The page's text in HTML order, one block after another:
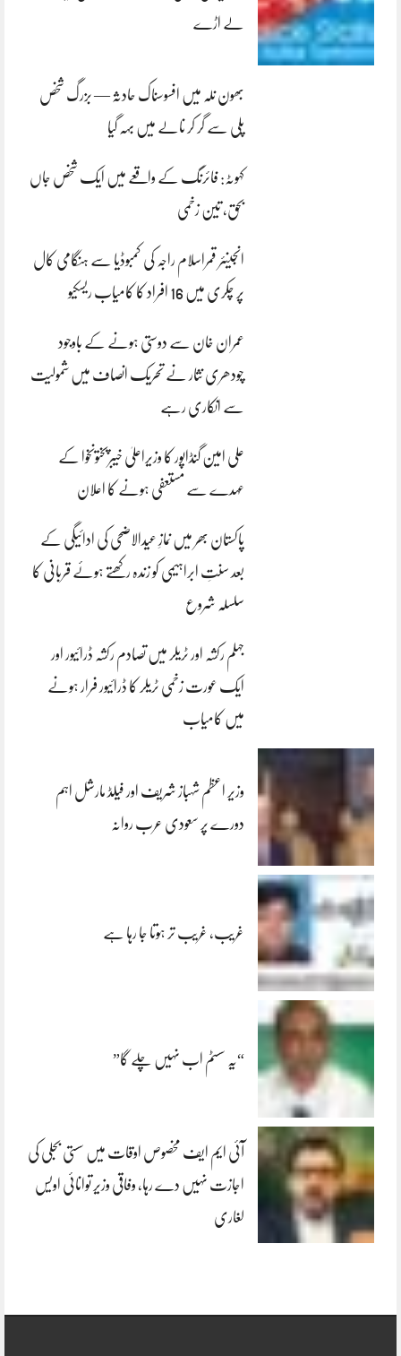
لے اڑے
بھون نلہ میں افسوسناک حادثہ — بزرگ شخص
پلی سے گر کر نالے میں بہہ گیا
کہوٹہ: فائرنگ کے واقعے میں ایک شخص جاں
بحق، تین زخمی
انجینئر قمراسلام راجہ کی کمبوڈیا سے ہنگامی کال
پر چکری میں 16 افراد کا کامیاب ریسکیو
عمران خان سے دوستی ہونے کے باوجود
چودھری نثار نے تحریک انصاف میں شمولیت
سے انکاری رہے
علی امین گنڈاپور کا وزیراعلیٰ خیبرپختونخوا کے
عہدے سے مستعفی ہونے کا اعلان
پاکستان بھر میں نمازِ عیدالاضحی کی ادائیگی کے
بعد سنتِ ابراہیمی کو زندہ رکھتے ہوئے قربانی کا
سلسلہ شروع
جہلم رکشہ اور ٹریلر میں تصادم رکشہ ڈرائیور اور
ایک عورت زخمی ٹریلر کا ڈرائیور فرار ہونے
میں کامیاب
وزیر اعظم شہباز شریف اور فیلڈ مارشل اہم
دورے پر سعودی عرب روانہ
غریب، غریب تر ہوتا جا رہا ہے
“یہ سسٹم اب نہیں چلے گا”
آئی ایم ایف مخصوص اوقات میں سستی بجلی کی
اجازت نہیں دے رہا، وفاقی وزیر توانائی اویس
لغاری